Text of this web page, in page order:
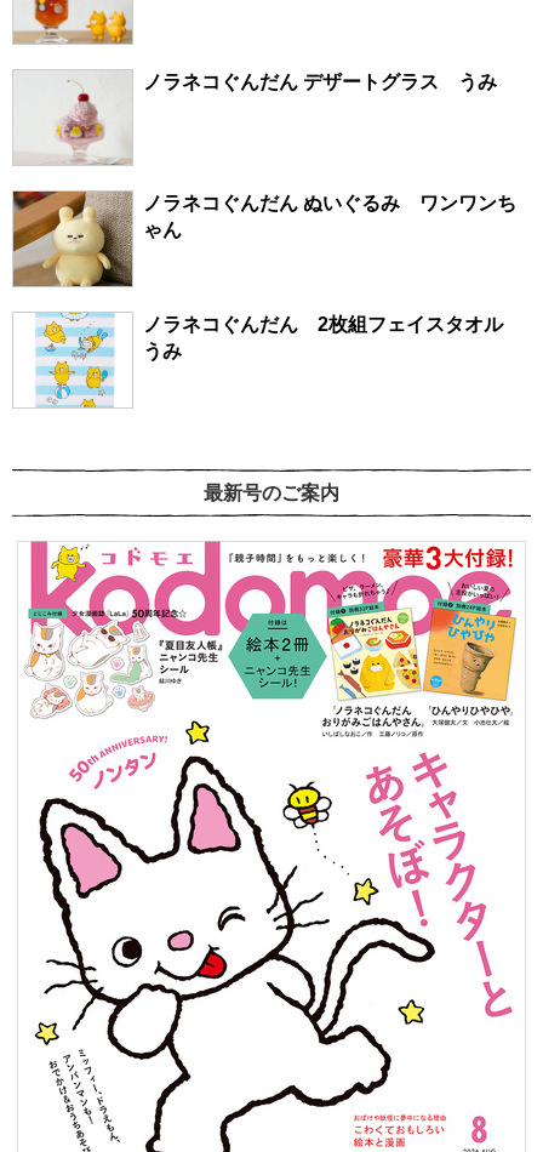
ノラネコぐんだん デザートグラス うみ
ノラネコぐんだん ぬいぐるみ ワンワンち
ゃん
ノラネコぐんだん 2枚組フェイスタオル
うみ
最新号のご案内